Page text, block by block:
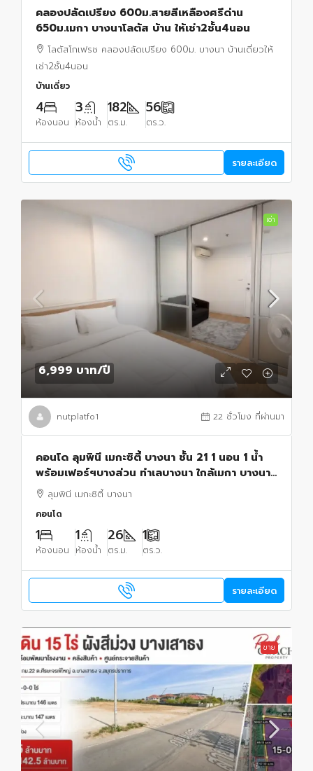
คลองปลัดเปรียง 600ม.สายสีเหลืองศรีด่าน
650ม.เมกา บางนาโลตัส บ้าน ให้เช่า2ชั้น4นอน
โลตัสโกเฟรช คลองปลัดเปรียง 600ม. บางนา บ้านเดี่ยวให้
เช่า2ชั้น4นอน
บ้านเดี่ยว
4
ห้องนอน
3
ห้องน้ำ
182
ตร.ม.
56
ตร.ว.
รายละเอียด
เช่า
6,999 บาท/ปี
nutplatfo1 22 ชั่วโมง ที่ผ่านมา
คอนโด ลุมพินี เมกะซิตี้ บางนา ชั้น 21 1 นอน 1 น้ำ
พร้อมเฟอร์ฯบางส่วน ทำเลบางนา ใกล้เมกา บางนา
1.2 กม.ใกล้รพ.ปิยะมินทร์ 600 ม.ขนาด 26 ตร.ม.
ลุมพินี เมกะซิตี้ บางนา
คอนโด
1
ห้องนอน
1
ห้องน้ำ
26
ตร.ม.
1
ตร.ว.
รายละเอียด
ขาย